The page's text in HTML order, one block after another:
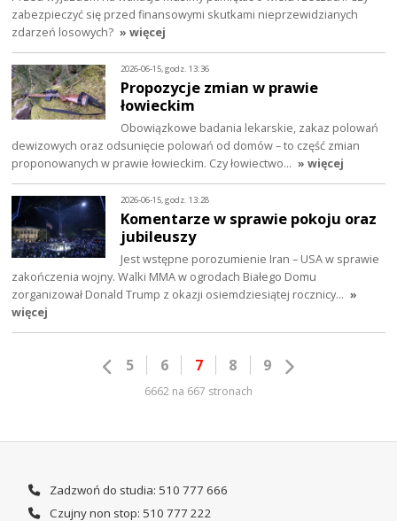
zabezpieczyć się przed finansowymi skutkami nieprzewidzianych
zdarzeń losowych? » więcej
2026-06-15, godz. 13:36
Propozycje zmian w prawie
łowieckim
Obowiązkowe badania lekarskie, zakaz polowań
dewizowych oraz odsunięcie polowań od domów – to część zmian
proponowanych w prawie łowieckim. Czy łowiectwo… » więcej
2026-06-15, godz. 13:28
Komentarze w sprawie pokoju oraz
jubileuszy
Jest wstępne porozumienie Iran – USA w sprawie
zakończenia wojny. Walki MMA w ogrodach Białego Domu
zorganizował Donald Trump z okazji osiemdziesiątej rocznicy… »
więcej
5 6 7 8 9
6662 na 667 stronach
Zadzwoń do studia: 510 777 666
Czujny non stop: 510 777 222